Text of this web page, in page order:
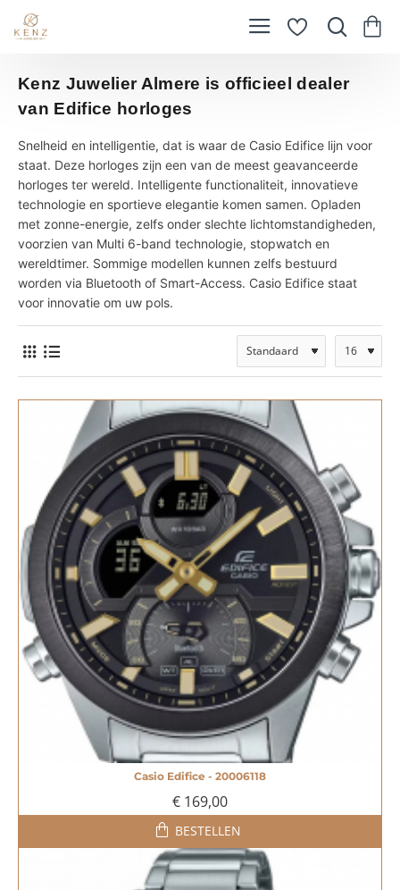
Kenz Juwelier Almere is officieel dealer
van Edifice horloges
Snelheid en intelligentie, dat is waar de Casio Edifice lijn voor
staat. Deze horloges zijn een van de meest geavanceerde
horloges ter wereld. Intelligente functionaliteit, innovatieve
technologie en sportieve elegantie komen samen. Opladen
met zonne-energie, zelfs onder slechte lichtomstandigheden,
voorzien van Multi 6-band technologie, stopwatch en
wereldtimer. Sommige modellen kunnen zelfs bestuurd
worden via Bluetooth of Smart-Access. Casio Edifice staat
voor innovatie om uw pols.
Casio Edifice - 20006118
€ 169,00
BESTELLEN